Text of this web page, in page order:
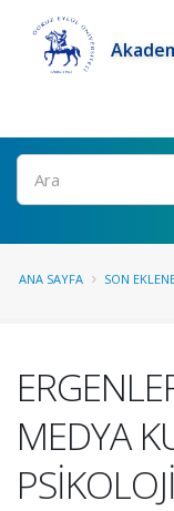
Ara
ANA SAYFA SON
MEDYA